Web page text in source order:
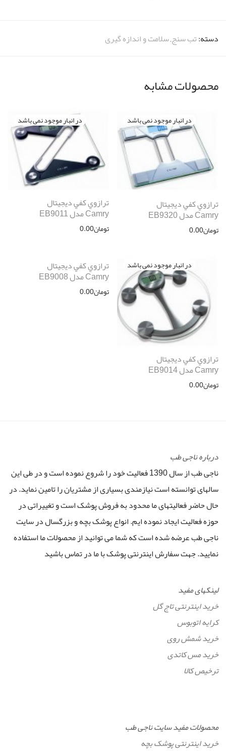
دسته:تب سنج,سلامت و اندازه گیری
محصولات مشابه
ترازوي كفي ديجيتال
Camry مدل EB9320
تومان0.00
ترازوي كفي ديجيتال
Camry مدل EB9011
تومان0.00
ترازوي كفي ديجيتال
Camry مدل EB9014
تومان0.00
ترازوي كفي ديجيتال
Camry مدل EB9008
تومان0.00
درباره ناجی طب
ناجی طب از سال 1390 فعالیت خود را شروع نموده است و در طی این
سالهای توانسته است نیازمندی بسیاری از مشتریان را تامین نماید. در
حال حاضر فعالیتهای ما محدود به فروش پوشک است و تغییراتی در
حوزه فعالیت ایجاد نموده ایم. انواع پوشک بچه و بزرگسال در سایت
ناجی طب عرضه شده است که شما می توانید از محصولات ما استفاده
نمایید. جهت سفارش اینترنتی پوشک با ما در تماس باشید
لینکهای مفید
خرید اینترنتی تاج گل
کرایه اتوبوس
خرید شمش روی
خرید مس کاتدی
ترخیص کالا
محصولات مفید سایت ناجی طب
خرید اینترنتی پوشک بچه